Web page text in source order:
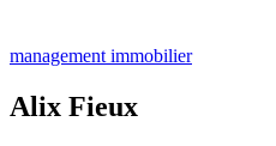
management immobilier
Alix Fieux